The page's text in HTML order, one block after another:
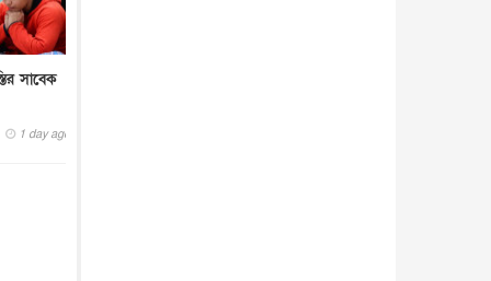
সাবেক
1 day ago